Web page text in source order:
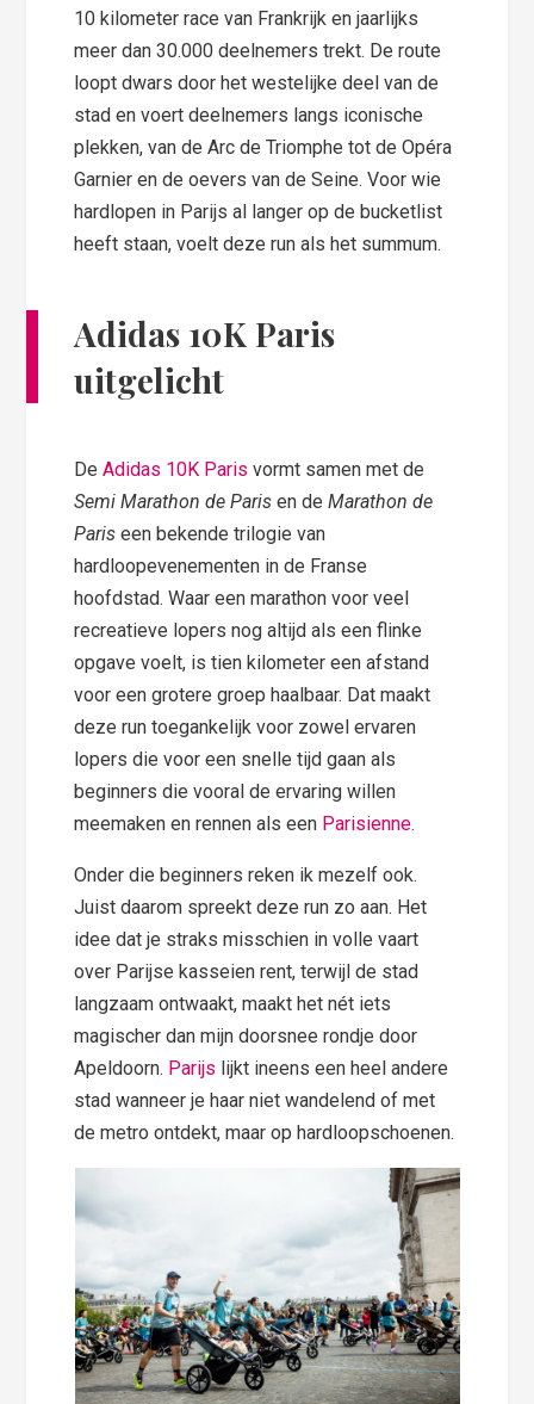
10 kilometer race van Frankrijk en jaarlijks
meer dan 30.000 deelnemers trekt. De route
loopt dwars door het westelijke deel van de
stad en voert deelnemers langs iconische
plekken, van de Arc de Triomphe tot de Opéra
Garnier en de oevers van de Seine. Voor wie
hardlopen in Parijs al langer op de bucketlist
heeft staan, voelt deze run als het summum.
Adidas 10K Paris
uitgelicht
DeAdidas 10K Paris vormt samen met de
Semi Marathon de Paris en deMarathon de
Paris een bekende trilogie van
hardloopevenementen in de Franse
hoofdstad. Waar een marathon voor veel
recreatieve lopers nog altijd als een flinke
opgave voelt, is tien kilometer een afstand
voor een grotere groep haalbaar. Dat maakt
deze run toegankelijk voor zowel ervaren
lopers die voor een snelle tijd gaan als
beginners die vooral de ervaring willen
meemaken en rennen als een Parisienne.
Onder die beginners reken ik mezelf ook.
Juist daarom spreekt deze run zo aan. Het
idee dat je straks misschien in volle vaart
over Parijse kasseien rent, terwijl de stad
langzaam ontwaakt, maakt het nét iets
magischer dan mijn doorsnee rondje door
Apeldoorn. Parijs lijkt ineens een heel andere
stad wanneer je haar niet wandelend of met
de metro ontdekt, maar op hardloopschoenen.